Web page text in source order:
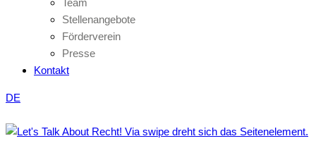
Stellenangebote
Förderverein
Presse
Kontakt
DE